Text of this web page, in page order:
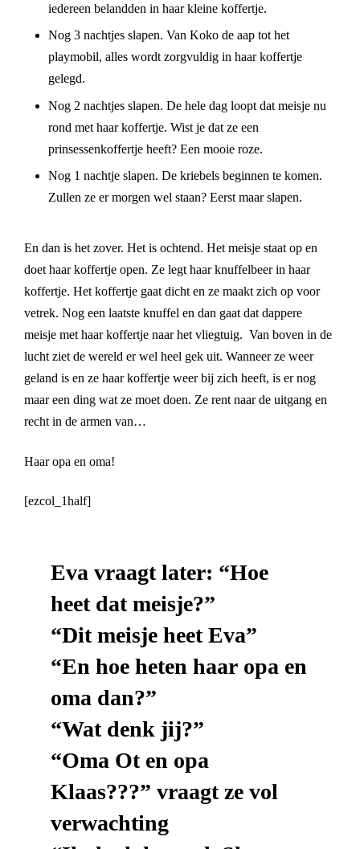
iedereen belandden in haar kleine koffertje.
Nog 3 nachtjes slapen. Van Koko de aap tot het
playmobil, alles wordt zorgvuldig in haar koffertje
gelegd.
Nog 2 nachtjes slapen. De hele dag loopt dat meisje nu
rond met haar koffertje. Wist je dat ze een
prinsessenkoffertje heeft? Een mooie roze.
Nog 1 nachtje slapen. De kriebels beginnen te komen.
Zullen ze er morgen wel staan? Eerst maar slapen.
En dan is het zover. Het is ochtend. Het meisje staat op en
doet haar koffertje open. Ze legt haar knuffelbeer in haar
koffertje. Het koffertje gaat dicht en ze maakt zich op voor
vetrek. Nog een laatste knuffel en dan gaat dat dappere
meisje met haar koffertje naar het vliegtuig. Van boven in de
lucht ziet de wereld er wel heel gek uit. Wanneer ze weer
geland is en ze haar koffertje weer bij zich heeft, is er nog
maar een ding wat ze moet doen. Ze rent naar de uitgang en
recht in de armen van…
Haar opa en oma!
[ezcol_1half]
Eva vraagt later: “Hoe
heet dat meisje?”
“Dit meisje heet Eva”
“En hoe heten haar opa en
oma dan?”
“Wat denk jij?”
“Oma Ot en opa
Klaas???” vraagt ze vol
verwachting